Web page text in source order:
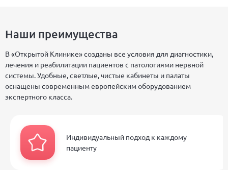
Наши преимущества
В «Открытой Клинике» созданы все условия для диагностики,
лечения и реабилитации пациентов с патологиями нервной
системы. Удобные, светлые, чистые кабинеты и палаты
оснащены современным европейским оборудованием
экспертного класса.
Индивидуальный подход к каждому
пациенту